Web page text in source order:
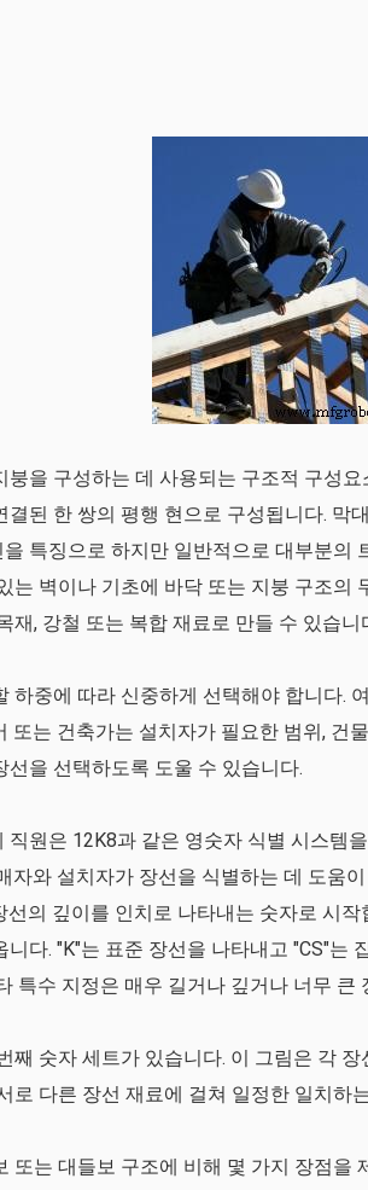
붕을 구성하는 데 사용되는 구조적 구성
결된 한 쌍의 평행 현으로 구성됩니다. 막
특징으로 하지만 일반적으로 대부분의
는 벽이나 기초에 바닥 또는 지붕 구조의
재, 강철 또는 복합 재료로 만들 수 있습니
하중에 따라 신중하게 선택해야 합니다.
또는 건축가는 설치자가 필요한 범위, 건
선을 선택하도록 도울 수 있습니다.
직원은 12K8과 같은 영숫자 식별 시스템
자와 설치자가 장선을 식별하는 데 도움
선의 깊이를 인치로 나타내는 숫자로 시
니다. "K"는 표준 장선을 나타내고 "CS"는
특수 지정은 매우 길거나 깊거나 너무 큰
째 숫자 세트가 있습니다. 이 그림은 각
로 다른 장선 재료에 걸쳐 일정한 일치하
또는 대들보 구조에 비해 몇 가지 장점을